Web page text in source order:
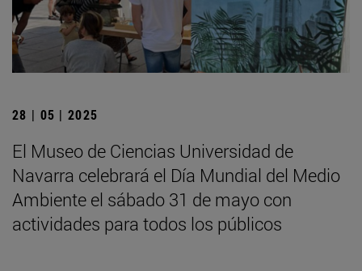
28 | 05 | 2025
El Museo de Ciencias Universidad de
Navarra celebrará el Día Mundial del Medio
Ambiente el sábado 31 de mayo con
actividades para todos los públicos